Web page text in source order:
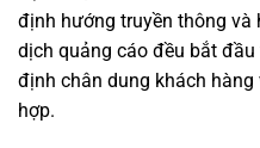
định hướng truyền thông và
dịch quảng cáo đều bắt
định chân dung khách
hợp.